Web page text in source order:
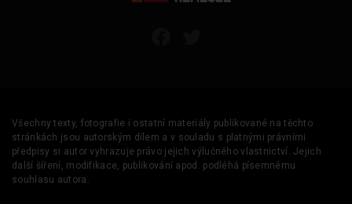
Všechny texty, fotografie i ostatní materiály publikované na těchto
stránkách jsou autorským dílem a v souladu s platnými právními
předpisy si autor vyhrazuje právo jejich výlučného vlastnictví. Jejich
další šíření, modifikace, publikování apod. podléhá písemnému
souhlasu autora.